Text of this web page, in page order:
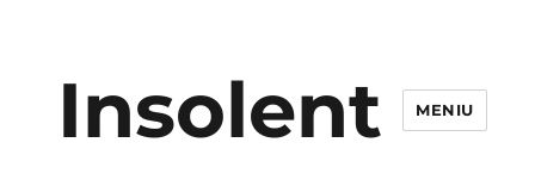
Insolent MENIU